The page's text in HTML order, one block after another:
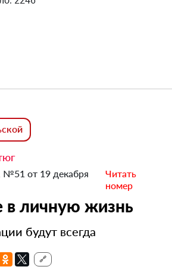
№51 от 19 декабря
Читать
номер
в личную жизнь
будут всегда
🔗